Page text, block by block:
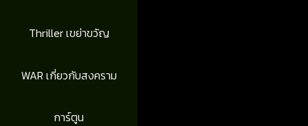
Thriller เขย่าขวัญ
WAR เกี่ยวกับสงคราม
การ์ตูน